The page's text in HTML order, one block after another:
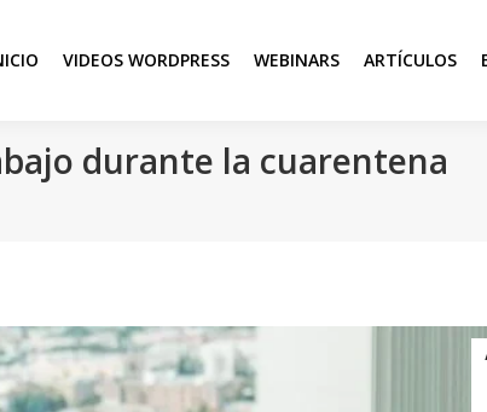
VIDEOS WORDPRESS WEBINARS ARTÍCULOS
durante la cuarentena